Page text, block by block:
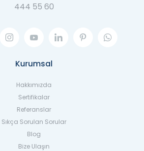
444 55 60
Kurumsal
Hakkımızda
Sertifikalar
Referanslar
Sıkça Sorulan Sorular
Blog
Bize Ulaşın